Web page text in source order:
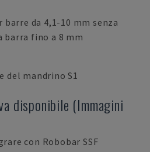
barre da 4,1-10 mm senza
barra fino a 8 mm
del mandrino S1
disponibile (Immagini
con Robobar SSF